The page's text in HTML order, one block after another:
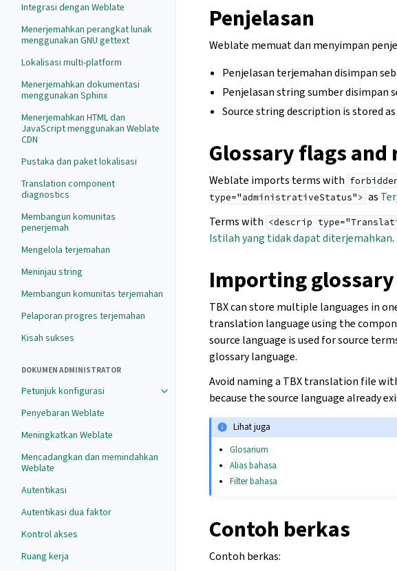
Integrasi dengan Weblate
Menerjemahkan perangkat lunak
menggunakan GNU gettext
Lokalisasi multi-platform
Menerjemahkan dokumentasi
menggunakan Sphinx
Menerjemahkan HTML dan
JavaScript menggunakan Weblate
CDN
Pustaka dan paket lokalisasi
Translation component
diagnostics
Membangun komunitas
penerjemah
Mengelola terjemahan
Meninjau string
Membangun komunitas terjemahan
Pelaporan progres terjemahan
Kisah sukses
DOKUMEN ADMINISTRATOR
Petunjuk konfigurasi
Penyebaran Weblate
Meningkatkan Weblate
Mencadangkan dan memindahkan
Weblate
Autentikasi
Autentikasi dua faktor
Kontrol akses
Ruang kerja
Penjelasan
Weblate memuat dan menyimpan
Penjelasan terjemahan disimpan
Penjelasan string sumber disimpan
Source string description is stored as
Glossary flags
Weblate imports terms with
type="administrativeStatus"> as
Terms with <descrip
Istilah yang tidak dapat diterjemahkan.
Importing
TBX can store multiple languages in
translation language using the
source language is used for source
glossary language.
Avoid naming a TBX translation file
because the source language already
Lihat juga
Glosarium
Alias bahasa
Filter bahasa
Contoh berkas
Contoh berkas: